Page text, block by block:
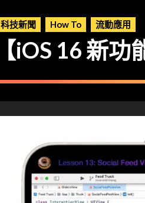
科技新聞 How To 流動應用
【iOS 16 新